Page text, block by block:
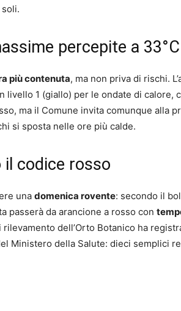
percepite a 33°C
più contenuta, ma non priva di rischi.
livello 1 (giallo) per le ondate di calore,
ma il Comune invita comunque alla
si sposta nelle ore più calde.
il codice rosso
una domenica rovente: secondo il
passerà da arancione a rosso con
dell’Orto Botanico ha
Ministero della Salute: dieci semplici